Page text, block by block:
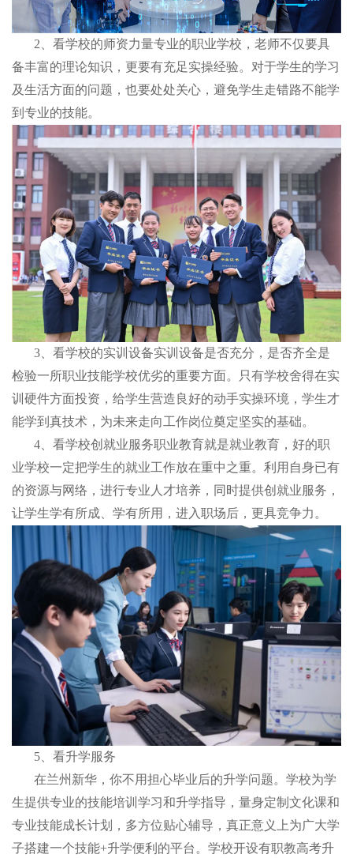
2、看学校的师资力量专业的职业学校，老师不仅要具
备丰富的理论知识，更要有充足实操经验。对于学生的学习
及生活方面的问题，也要处处关心，避免学生走错路不能学
到专业的技能。
3、看学校的实训设备实训设备是否充分，是否齐全是
检验一所职业技能学校优劣的重要方面。只有学校舍得在实
训硬件方面投资，给学生营造良好的动手实操环境，学生才
能学到真技术，为未来走向工作岗位奠定坚实的基础。
4、看学校创就业服务职业教育就是就业教育，好的职
业学校一定把学生的就业工作放在重中之重。利用自身已有
的资源与网络，进行专业人才培养，同时提供创就业服务，
让学生学有所成、学有所用，进入职场后，更具竞争力。
5、看升学服务
在兰州新华，你不用担心毕业后的升学问题。学校为学
生提供专业的技能培训学习和升学指导，量身定制文化课和
专业技能成长计划，多方位贴心辅导，真正意义上为广大学
子搭建一个技能+升学便利的平台。学校开设有职教高考升